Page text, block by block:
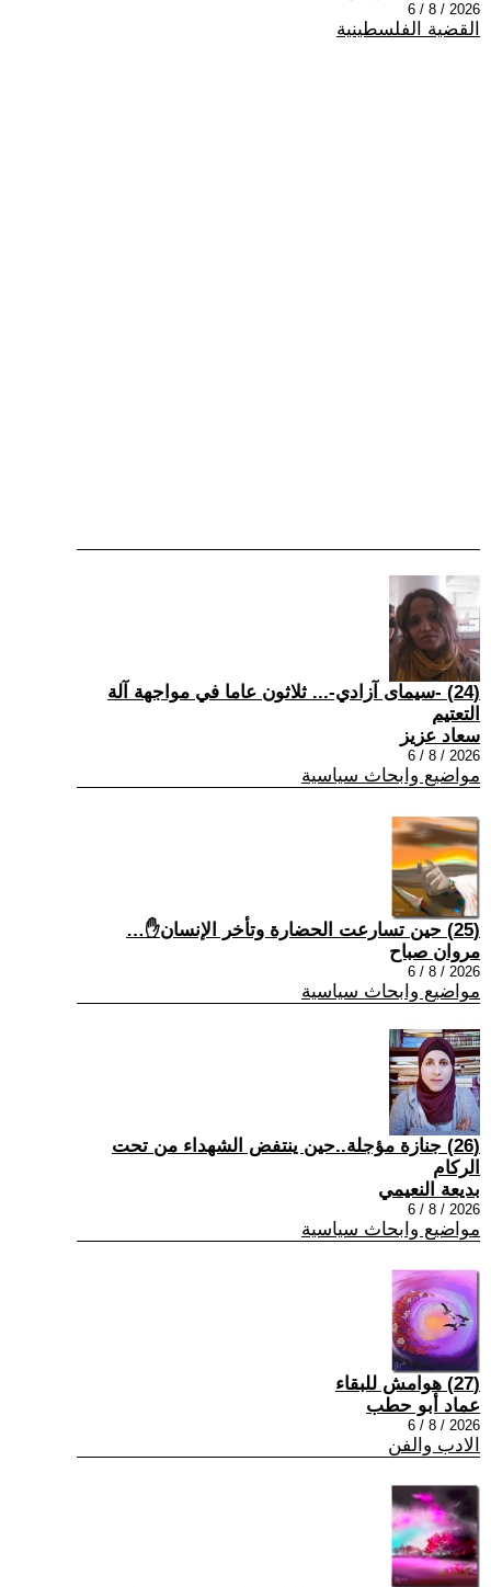
2026 / 8 / 6
القضية الفلسطينية
(24) -سيمای آزادي-... ثلاثون عاما في مواجهة آلة
التعتيم
سعاد عزيز
2026 / 8 / 6
مواضيع وابحاث سياسية
(25) حين تسارعت الحضارة وتأخر الإنسان✋…
مروان صباح
2026 / 8 / 6
مواضيع وابحاث سياسية
(26) جنازة مؤجلة..حين ينتفض الشهداء من تحت
الركام
بديعة النعيمي
2026 / 8 / 6
مواضيع وابحاث سياسية
(27) هوامش للبقاء
عماد أبو حطب
2026 / 8 / 6
الادب والفن